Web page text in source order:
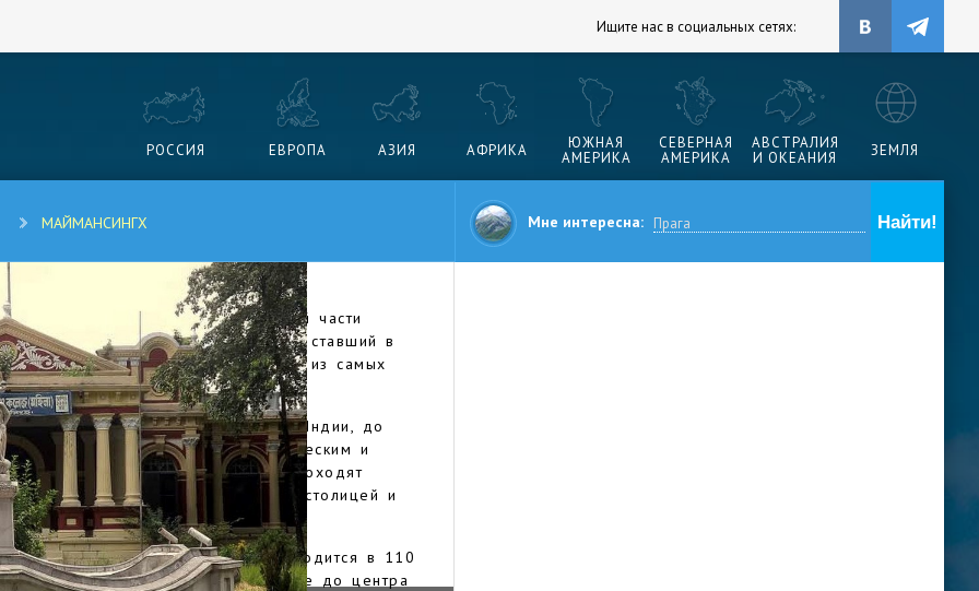
Ищите нас в социальных сетях:
РОССИЯ ЕВРОПА АЗИЯ АФРИКА
ЮЖНАЯ
АМЕРИКА
СЕВЕРНАЯ
АМЕРИКА
АВСТРАЛИЯ
И ОКЕАНИЯ
ЗЕМЛЯ
МАЙМАНСИНГХ Мне интересна:
Дакка, расположенной в северной части
на реке Старая Брахмапутра, ставший в
Ост-Индской Компании, одной из самых
входил в состав Британской Индии, до
полвека является экономическим и
Бангладеша. Через город проходят
дороги, связывающие его со столицей и
ближайшая воздушная гавань находится в 110
Путь на маршрутном автобусе до центра